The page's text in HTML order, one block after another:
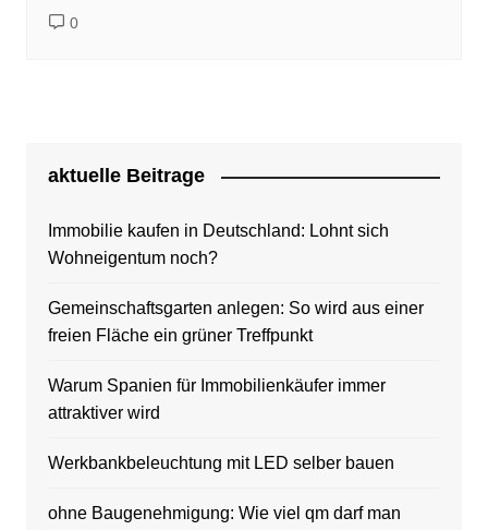
0
aktuelle Beitrage
Immobilie kaufen in Deutschland: Lohnt sich
Wohneigentum noch?
Gemeinschaftsgarten anlegen: So wird aus einer
freien Fläche ein grüner Treffpunkt
Warum Spanien für Immobilienkäufer immer
attraktiver wird
Werkbankbeleuchtung mit LED selber bauen
ohne Baugenehmigung: Wie viel qm darf man